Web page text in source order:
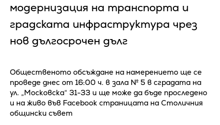
модернизация на транспорта и
градската инфраструктура чрез
нов дългосрочен дълг
Общественото обсъждане на намерението ще се
проведе днес от 16:00 ч. в зала № 5 в сградата на
ул. „Московска“ 31-33 и ще може да бъде проследено
и на живо във Facebook страницата на Столичния
общински съвет